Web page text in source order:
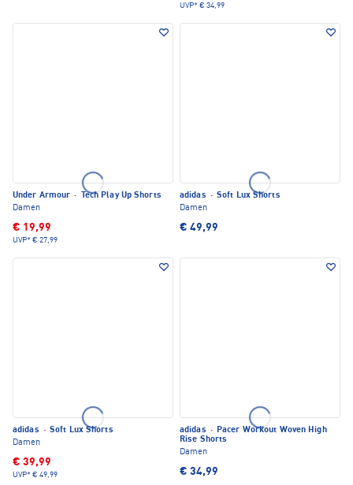
UVP* € 34,99
Under Armour ·
Tech Play Up Shorts
Damen
€ 19,99
UVP* € 27,99
adidas · Soft Lux Shorts
Damen
€ 49,99
adidas · Soft Lux Shorts
Damen
€ 39,99
UVP* € 49,99
adidas · Pacer Workout Woven High
Rise Shorts
Damen
€ 34,99